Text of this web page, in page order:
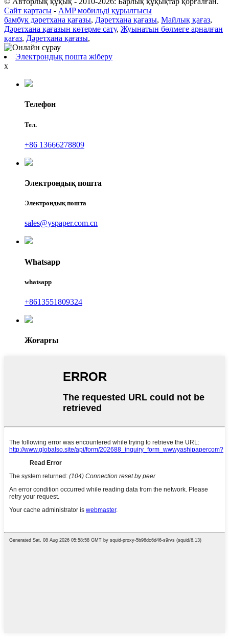
Сайт картасы - AMP мобильді құрылғысы
бамбук дәретхана қағазы, Дәретхана қағазы, Майлық қағаз,
Дәретхана қағазын көтерме сату, Жуынатын бөлмеге арналған
қағаз, Дәретхана қағазы,
Электрондық пошта жіберу
x
Телефон
Тел.
+86 13666278809
Электрондық пошта
Электрондық пошта
sales@yspaper.com.cn
Whatsapp
whatsapp
+8613551809324
Жоғарғы